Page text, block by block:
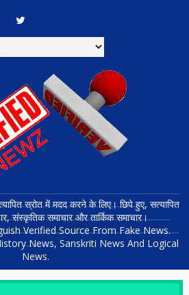
स्रोत में मदद करने के लिए। छिपे हुए, सत्यापित
संस्कृतिक समाचार और तार्किक समाचार।
Verified Source From Fake News.
News, Sanskriti News And Logical
News.